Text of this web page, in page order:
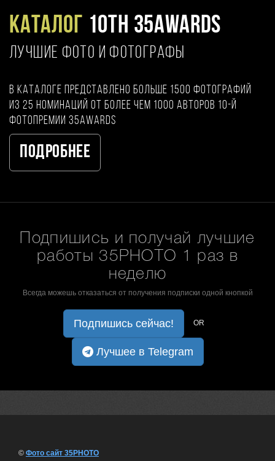
Каталог 10TH 35AWARDS
ЛУЧШИЕ ФОТО И ФОТОГРАФЫ
В каталоге представлено больше 1500 фотографий
из 25 номинаций от более чем 1000 авторов 10-й
фотопремии 35AWARDS
Подробнее
Подпишись и получай лучшие
работы 35PHOTO 1 раз в
неделю
Всегда можешь отказаться от получения подписки одной кнопкой
Подпишись сейчас! OR
Лучшее в Telegram
© Фото сайт 35PHOTO